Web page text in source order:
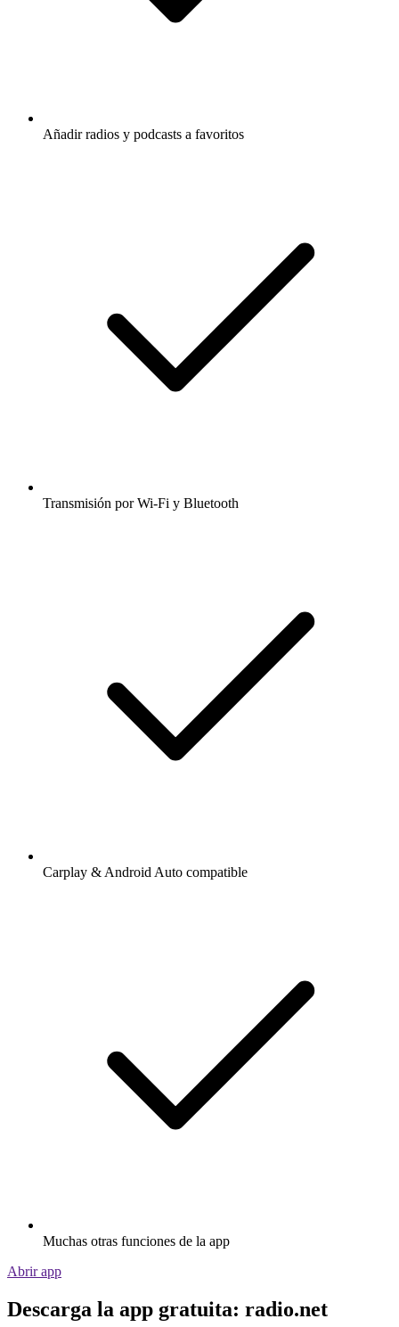
Añadir radios y podcasts a favoritos
Transmisión por Wi-Fi y Bluetooth
Carplay & Android Auto compatible
Muchas otras funciones de la app
Abrir app
Descarga la app gratuita: radio.net